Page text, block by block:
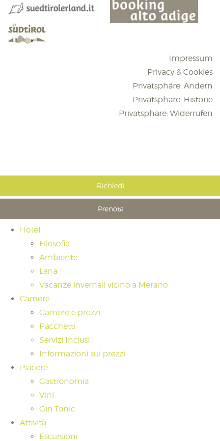
Impressum
Privacy & Cookies
Privatsphäre: Ändern
Privatsphäre: Historie
Privatsphäre: Widerrufen
Richiedi
Prenota
Hotel
Filosofia
Ambiente
Lana
Vacanze invernali vicino a Merano
Camere
Camere e prezzi
Pacchetti
Servizi Inclusi
Informazioni sui prezzi
Piacere
Gastronomia
Vini
Gin Tonic
Attività
Escursioni